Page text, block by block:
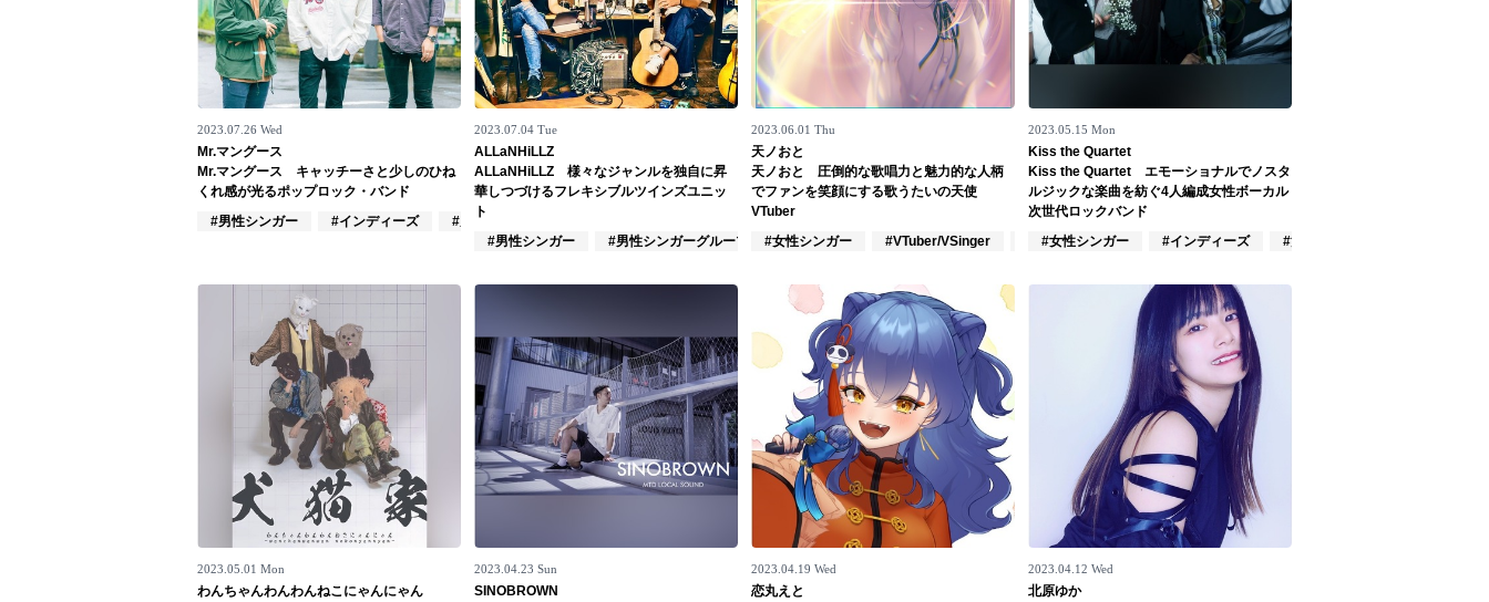
2023.07.26 Wed
Mr.マングース
Mr.マングース キャッチーさと少しのひね
くれ感が光るポップロック・バンド
#男性シンガー
#インディーズ #男性バンド
2023.07.04 Tue
ALLaNHiLLZ
ALLaNHiLLZ 様々なジャンルを独自に昇
華しつづけるフレキシブルツインズユニッ
ト
#男性シンガー
#男性シンガーグループ #インディーズ
2023.06.01 Thu
天ノおと
天ノおと 圧倒的な歌唱力と魅力的な人柄
でファンを笑顔にする歌うたいの天使
VTuber
#女性シンガー
#VTuber/VSinger #ポップス
2023.05.15 Mon
Kiss the Quartet
Kiss the Quartet エモーショナルでノスタ
ルジックな楽曲を紡ぐ4人編成女性ボーカル
次世代ロックバンド
#女性シンガー
#インディーズ #混合バンド
2023.05.01 Mon
わんちゃんわんわんねこにゃんにゃん
2023.04.23 Sun
SINOBROWN
2023.04.19 Wed
恋丸えと
2023.04.12 Wed
北原ゆか